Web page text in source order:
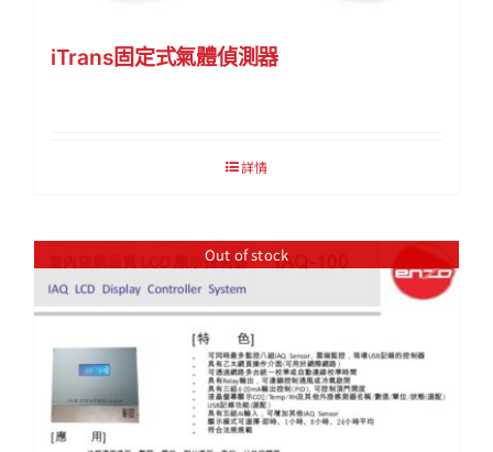
iTrans固定式氣體偵測器
詳情
Out of stock